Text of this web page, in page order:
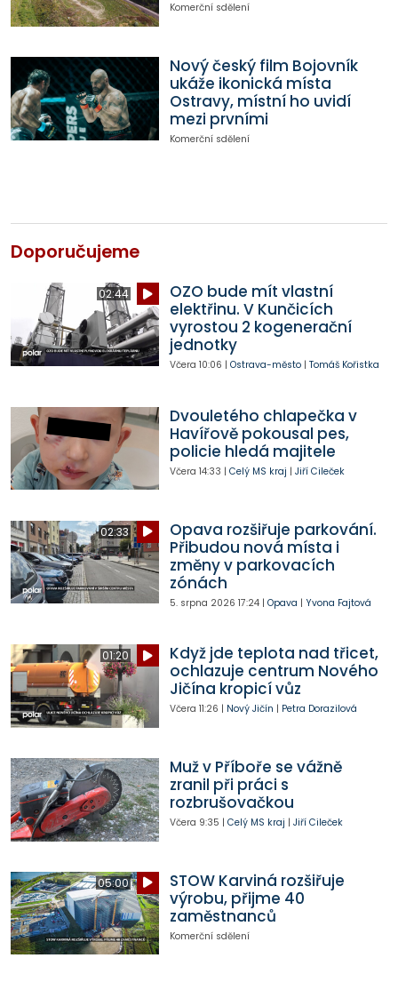
Komerční sdělení
Nový český film Bojovník
ukáže ikonická místa
Ostravy, místní ho uvidí
mezi prvními
Komerční sdělení
Doporučujeme
02:44
OZO bude mít vlastní
elektřinu. V Kunčicích
vyrostou 2 kogenerační
jednotky
Včera 10:06 | Ostrava-město| Tomáš Kořistka
Dvouletého chlapečka v
Havířově pokousal pes,
policie hledá majitele
Včera 14:33 | Celý MS kraj | Jiří Cileček
02:33
Opava rozšiřuje parkování.
Přibudou nová místa i
změny v parkovacích
zónách
5. srpna 2026 17:24| Opava | Yvona Fajtová
01:20
Když jde teplota nad třicet,
ochlazuje centrum Nového
Jičína kropicí vůz
Včera 11:26 | Nový Jičín | Petra Dorazilová
Muž v Příboře se vážně
zranil při práci s
rozbrušovačkou
Včera 9:35 | Celý MS kraj | Jiří Cileček
05:00
STOW Karviná rozšiřuje
výrobu, přijme 40
zaměstnanců
Komerční sdělení